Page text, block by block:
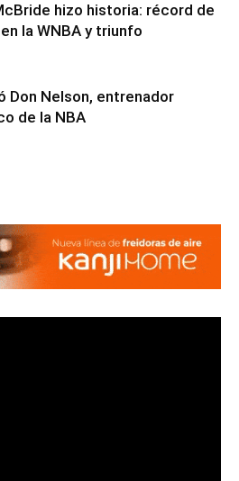
hizo historia: récord de
la WNBA y triunfo
Don Nelson, entrenador
de la NBA